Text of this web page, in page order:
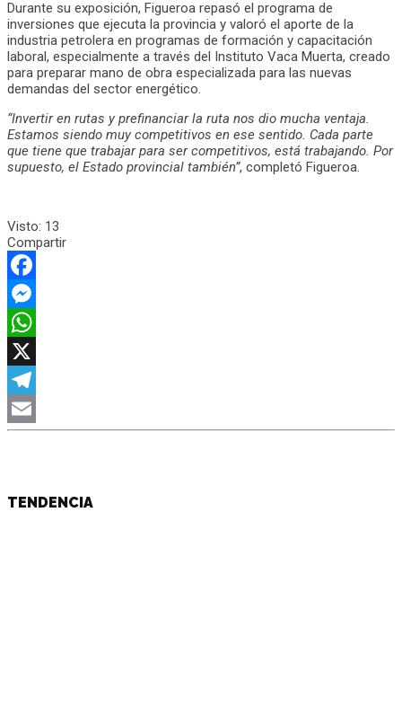
Durante su exposición, Figueroa repasó el programa de
inversiones que ejecuta la provincia y valoró el aporte de la
industria petrolera en programas de formación y capacitación
laboral, especialmente a través del Instituto Vaca Muerta, creado
para preparar mano de obra especializada para las nuevas
demandas del sector energético.
“Invertir en rutas y prefinanciar la ruta nos dio mucha ventaja.
Estamos siendo muy competitivos en ese sentido. Cada parte
que tiene que trabajar para ser competitivos, está trabajando. Por
supuesto, el Estado provincial también”, completó Figueroa.
Visto: 13
Compartir
Facebook
Messenger
WhatsApp
X
Telegram
TENDENCIA